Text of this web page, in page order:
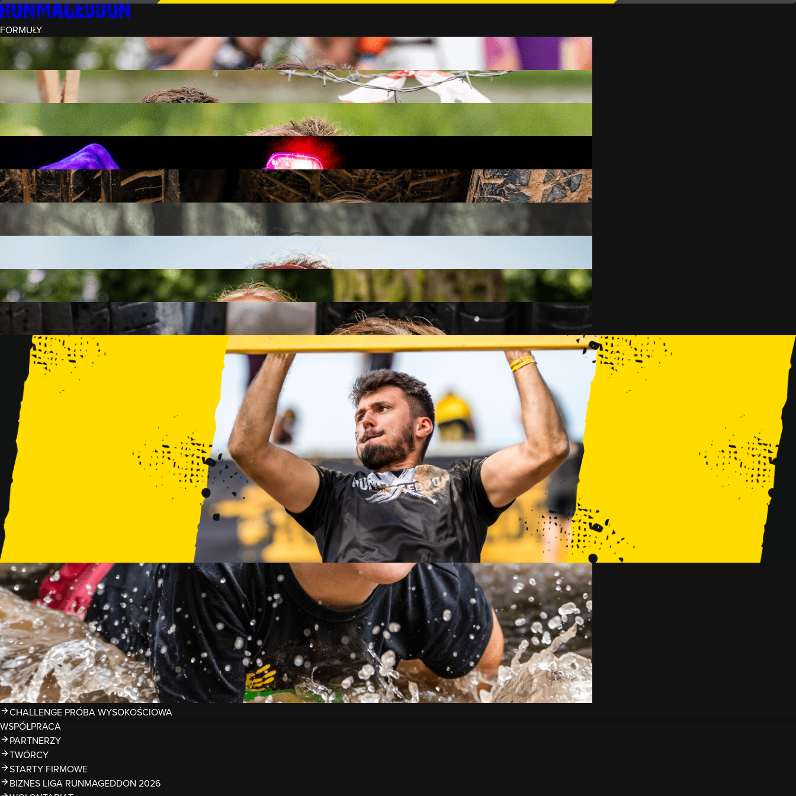
FORMUŁY
INTRO (¼)
15 PRZESZKÓD
3 KM+
REKRUT (½)
30 PRZESZKÓD
RUNMAGEDDON
50 PRZESZKÓD
12 KM+
NOCNY REKRUT (½)
30 PRZESZKÓD
6 KM+
INTRO U-16
15 PRZESZKÓD
3 KM+
RUNMAGEDDON HARDCORE
70 PRZESZKÓD
21 KM+
FAMILY
15 PRZESZKÓD
2 KM+
KIDS
15 PRZESZKÓD
1 KM+
TRENINGI
WYDARZENIA
RUNMAGEDDON LUBLIN ZALEW ZEMBORZYCKI 22/23.08.2026
RUNMAGEDDON ERGO ARENA GDAŃSK/SOPOT 12/13.09.2026
RUNMAGEDDON KIDS: DEMO WARSZAWA 24/26.09.2026
RUNMAGEDDON WROCŁAW KOPALNIA ROLANTOWICE 26/27.09.2026
RUNMAGEDDON WARSZAWA TWIERDZA MODLIN 10/11.10.2026
RUNMAGEDDON JURAPARK BAŁTÓW 24/25.10.2026
RUNMAGEDDON HALLOWEEN WARSZAWA 31.10.2026
TRENINGI
VOUCHERY
DLA ZAWODNIKÓW
ZDJĘCIA
KALENDARZ 2026
WYNIKI
LIGA RUNMAGEDDON 2026
SUPERLIGA RUNMAGEDDON 2026
SUPERLIGA RMG KIDS 2026
KWALIFIKACJE DO MISTRZOSTW EUROPY I ŚWIATA OCR
TROFEA
LEGENDY RUNMAGEDDON
MAGAZYN
CHALLENGE PRÓBA WYSOKOŚCIOWA
WSPÓŁPRACA
PARTNERZY
TWÓRCY
STARTY FIRMOWE
BIZNES LIGA RUNMAGEDDON 2026